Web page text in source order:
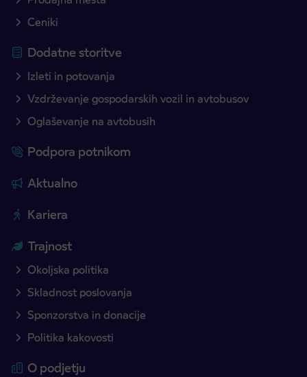
Ceniki
Dodatne storitve
Izleti in potovanja
Vzdrževanje gospodarskih vozil in avtobusov
Oglaševanje na avtobusih
Podpora potnikom
Aktualno
Kariera
Trajnost
Okoljska politika
Skladnost poslovanja
Sponzorstva in donacije
Politika kakovosti
O podjetju